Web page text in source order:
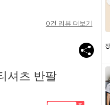
0건 리뷰 더보기
셔츠 반팔